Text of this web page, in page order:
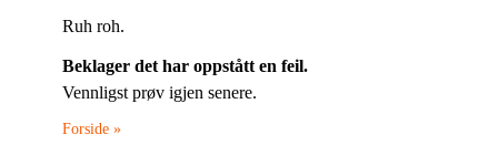
Ruh roh.
Beklager det har oppstått en feil.
Vennligst prøv igjen senere.
Forside »